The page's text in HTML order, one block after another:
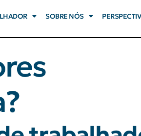
SOBRE NÓS